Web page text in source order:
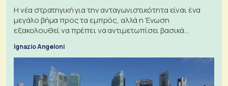
Η νέα στρατηγική για την ανταγωνιστικότητα είναι ένα
μεγάλο βήμα προς τα εμπρός, αλλά η Ένωση
εξακολουθεί να πρέπει να αντιμετωπίσει βασικά
Ignazio Angeloni